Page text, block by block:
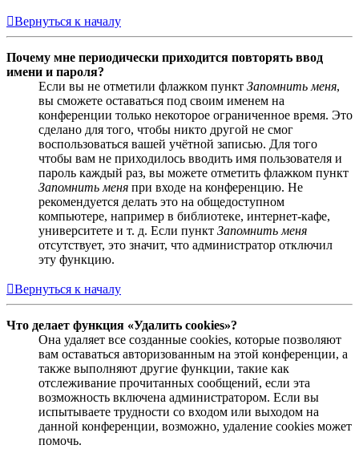
Вернуться к началу
Почему мне периодически приходится повторять ввод
имени и пароля?
Если вы не отметили флажком пункт Запомнить меня,
вы сможете оставаться под своим именем на
конференции только некоторое ограниченное время. Это
сделано для того, чтобы никто другой не смог
воспользоваться вашей учётной записью. Для того
чтобы вам не приходилось вводить имя пользователя и
пароль каждый раз, вы можете отметить флажком пункт
Запомнить меня при входе на конференцию. Не
рекомендуется делать это на общедоступном
компьютере, например в библиотеке, интернет-кафе,
университете и т. д. Если пункт Запомнить меня
отсутствует, это значит, что администратор отключил
эту функцию.
Вернуться к началу
Что делает функция «Удалить cookies»?
Она удаляет все созданные cookies, которые позволяют
вам оставаться авторизованным на этой конференции, а
также выполняют другие функции, такие как
отслеживание прочитанных сообщений, если эта
возможность включена администратором. Если вы
испытываете трудности со входом или выходом на
данной конференции, возможно, удаление cookies может
помочь.